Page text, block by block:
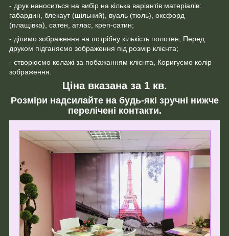
- друк наноситься на вибір на кілька варіантів матеріалів:
габардин, блекаут (щільний), вуаль (тюль), оксфорд
(плащівка), сатен, атлас, креп-сатин;
- ділимо зображення на потрібну кількість полотен, Перед
друком підганяємо зображення під розмір клієнта;
- створюємо колажі за побажанням клієнта, Коригуємо колір
зображення.
Ціна вказана за 1 кв.
Розміри надсилайте на будь-які зручні нижче
перелічені контакти.